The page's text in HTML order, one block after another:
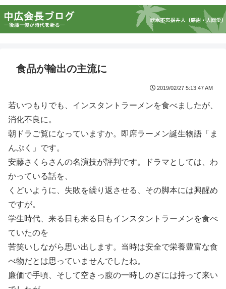
食品が輸出の主流に
2019/02/27 5:13:47 AM
若いつもりでも、インスタントラーメンを食べましたが、
消化不良に。
朝ドラご覧になっていますか。即席ラーメン誕生物語「ま
んぷく」です。
安藤さくらさんの名演技が評判です。ドラマとしては、わ
かっている話を、
くどいように、失敗を繰り返させる、その脚本には興醒め
ですが。
学生時代、来る日も来る日もインスタントラーメンを食べ
ていたのを
苦笑いしながら思い出します。当時は安全で栄養豊富な食
べ物だとは思っていませんでしたね。
廉価で手頃、そして空きっ腹の一時しのぎには持って来い